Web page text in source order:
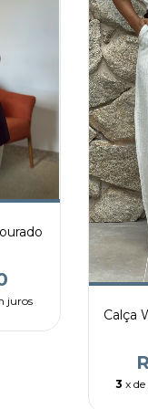
juros
Calça
3 x de